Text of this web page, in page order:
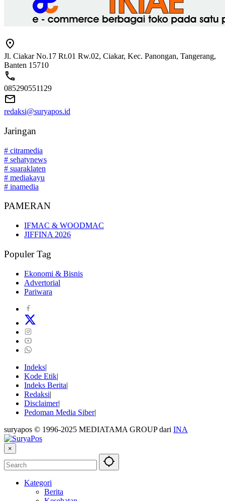
Jl. Ciakar No.17 Rt.01 Rw.02, Ciakar, Kec. Panongan, Tangerang,
Banten 15710
085290551129
redaksi@suryapos.id
Jaringan
# citramedia
# sehatynews
# suaraklaten
# mediakayu
# inamedia
PAMERAN
IFMAC & WOODMAC
JIFFINA 2026
Populer Tag
Ekonomi & Bisnis
Advertorial
Pariwara
Indeks
Kode Etik
Indeks Berita
Redaksi
Disclaimer
Pedoman Media Siber
suryapos © 1996-2025 MEDIATAMA GROUP dari INA
×
Kategori
Berita